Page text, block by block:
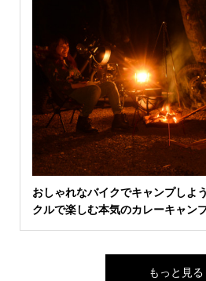
おしゃれなバイクでキャンプしよ
クルで楽しむ本気のカレーキャン
もっと見る